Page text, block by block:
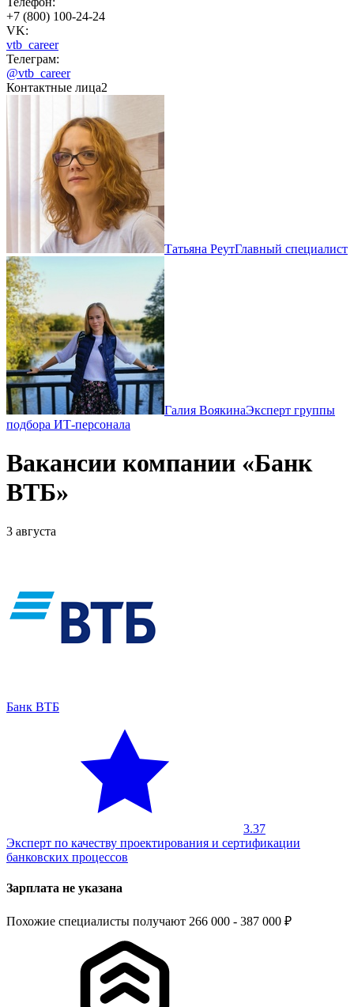
+7 (800) 100-24-24
VK:
vtb_career
Телеграм:
@vtb_career
Контактные лица2
Татьяна РеутГлавный специалист
Галия ВоякинаЭксперт группы
подбора ИТ-персонала
Вакансии компании «Банк
ВТБ»
3 августа
Банк ВТБ
3.37
Эксперт по качеству проектирования и сертификации
банковских процессов
Зарплата не указана
Похожие специалисты получают 266 000 - 387 000 ₽